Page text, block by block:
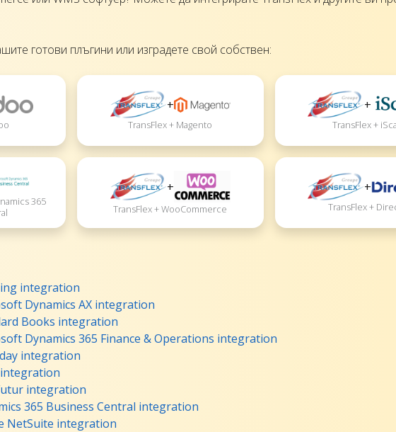
готови плъгини или изградете свой собствен:
+
TransFlex + Magento
+
TransFlex +
365
+
TransFlex + WooCommerce
+
TransFlex +
integration
Dynamics AX integration
Books integration
Dynamics 365 Finance & Operations integration
integration
integration
365 Business Central integration
NetSuite integration